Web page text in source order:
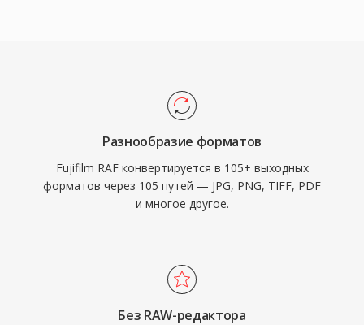
Разнообразие форматов
Fujifilm RAF конвертируется в 105+ выходных
форматов через 105 путей — JPG, PNG, TIFF, PDF
и многое другое.
Без RAW-редактора